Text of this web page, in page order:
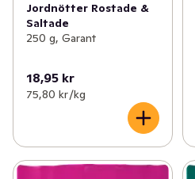
Jordnötter Rostade &
Saltade
250 g, Garant
18,95 kr
75,80 kr /kg